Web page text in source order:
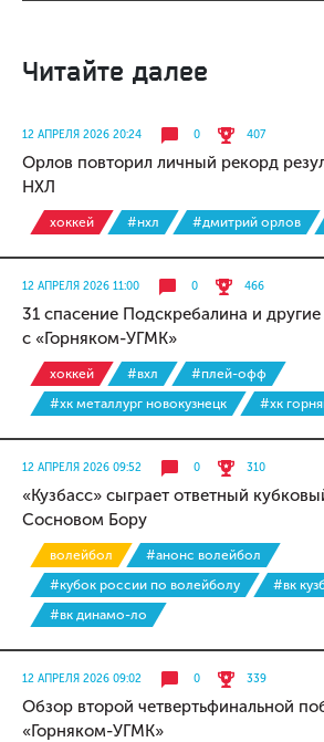
Читайте далее
12 АПРЕЛЯ 2026 20:24 0 407
Орлов повторил личный рекорд
НХЛ
хоккей #нхл #дмитрий орлов
12 АПРЕЛЯ 2026 11:00 0 466
31 спасение Подскребалина и
с «Горняком-УГМК»
хоккей #вхл
#плей-офф
#хк металлург новокузнецк
#хк
12 АПРЕЛЯ 2026 09:52 0 310
«Кузбасс» сыграет ответный
Сосновом Бору
волейбол
#анонс волейбол
#кубок россии по волейболу
#вк
#вк динамо-ло
12 АПРЕЛЯ 2026 09:02 0 339
Обзор второй четвертьфинальной
«Горняком-УГМК»